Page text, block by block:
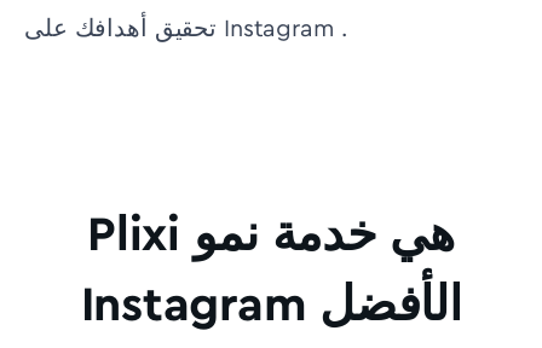
تحقيق أهدافك على Instagram .
Plixi هي خدمة نمو
Instagram الأفضل